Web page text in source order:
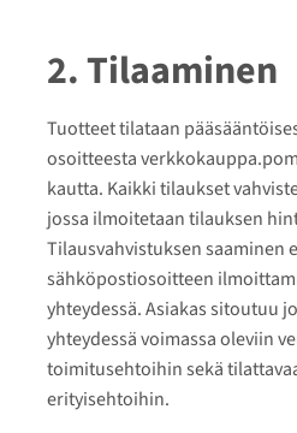
2. Tilaaminen
Tuotteet tilataan
osoitteesta
kautta. Kaikki tilaukset
jossa ilmoitetaan tilauksen
Tilausvahvistuksen saaminen
sähköpostiosoitteen
yhteydessä. Asiakas sitoutuu
yhteydessä voimassa oleviin
toimitusehtoihin sekä
erityisehtoihin.